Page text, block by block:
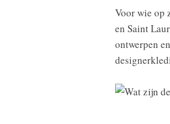
Voor wie op
en Saint
ontwerpen